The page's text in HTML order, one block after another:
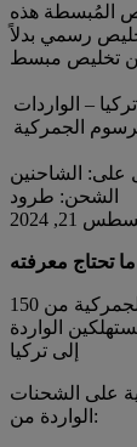
المُبسطة هذه
رسمي بدلاً
تركيا – الواردات
الجمركية
على: الشاحنين
الشحن: طرود
21, 2024
ما تحتاج معرفته
قررت وزارة التجارة التركية تغيير حدود الرسوم الجمركية من 150
الواردة
إلى تركيا
على الشحنات
الواردة من: